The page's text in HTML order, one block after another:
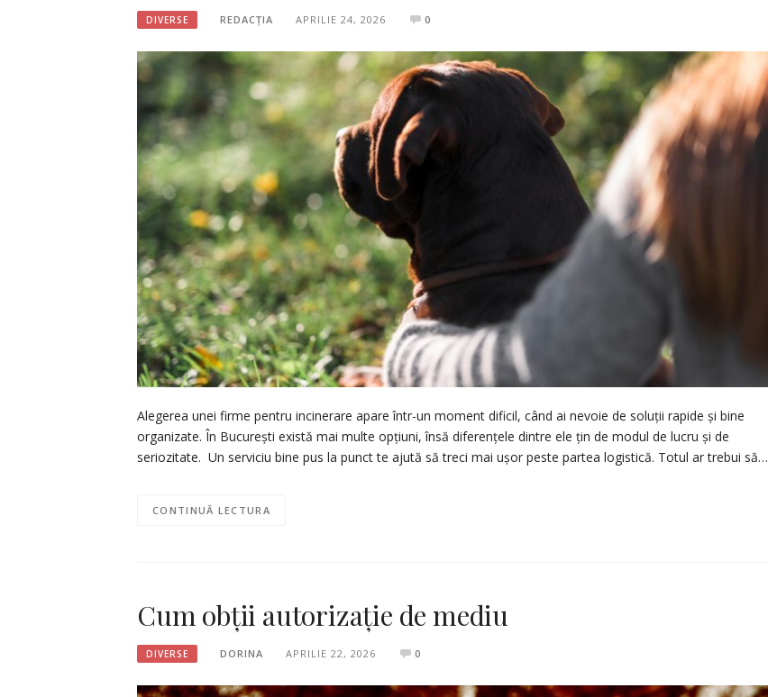
DIVERSE REDACȚIA APRILIE 24, 2026 0
Alegerea unei firme pentru incinerare apare într-un moment dificil, când ai nevoie de soluții rapide și bine
organizate. În București există mai multe opțiuni, însă diferențele dintre ele țin de modul de lucru și de
seriozitate. Un serviciu bine pus la punct te ajută să treci mai ușor peste partea logistică. Totul ar trebui să…
CONTINUĂ LECTURA
Cum obții autorizație de mediu
DIVERSE DORINA APRILIE 22, 2026 0